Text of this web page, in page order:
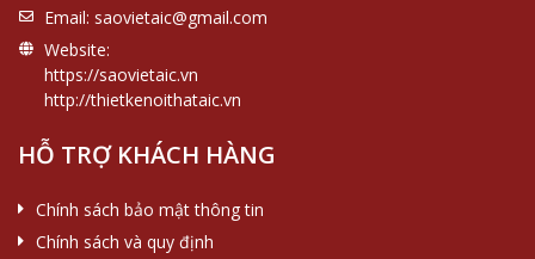
Email: saovietaic@gmail.com
Website:
https://saovietaic.vn
http://thietkenoithataic.vn
HỖ TRỢ KHÁCH HÀNG
Chính sách bảo mật thông tin
Chính sách và quy định